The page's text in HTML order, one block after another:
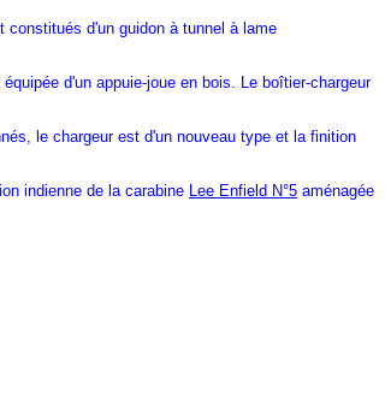
constitués d'un guidon à tunnel à lame
d'un appuie-joue en bois. Le boîtier-chargeur
le chargeur est d'un nouveau type et la finition
indienne de la carabine Lee Enfield N°5 aménagée